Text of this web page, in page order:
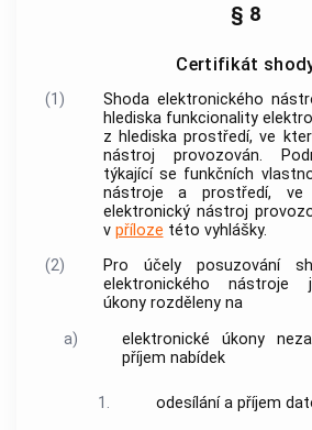
§ 8
Certifikát
(1) Shoda elektronického
hlediska funkcionality
z hlediska prostředí, ve
nástroj provozován.
týkající se funkčních
nástroje aprostředí, ve
elektronický nástroj
v příloze této vyhlášky.
(2)
Pro účely posuzování
elektronického nástroje
úkony rozděleny na
a)
elektronické úkony
příjem nabídek
1.
odesílání a příjem